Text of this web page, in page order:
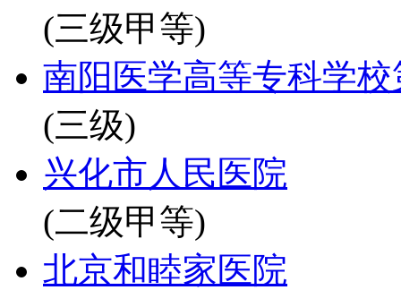
(三级甲等)
南阳医学高等专科学
(三级)
兴化市人民医院
(二级甲等)
北京和睦家医院